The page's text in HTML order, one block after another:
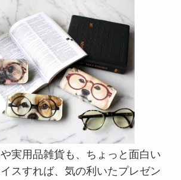
実用品雑貨も、ちょっと面白い
スすれば、気の利いたプレゼン